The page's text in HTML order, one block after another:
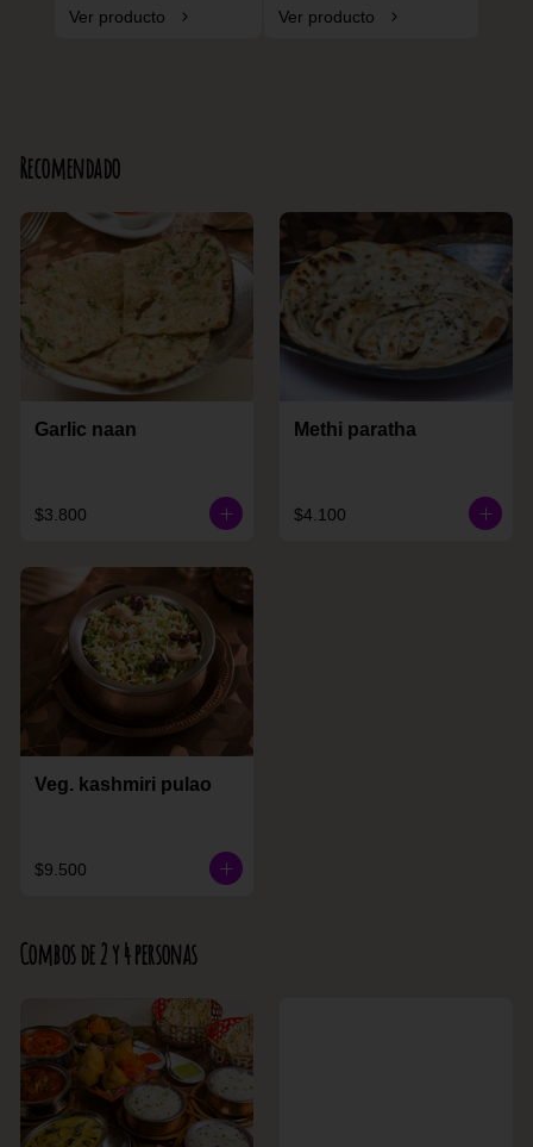
Ver producto Ver producto
Recomendado
Garlic naan
$3.800
Methi paratha
$4.100
Veg. kashmiri pulao
$9.500
Combos de 2 y 4 personas